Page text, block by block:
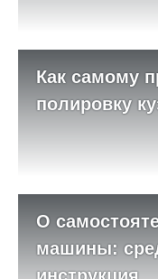
Как самому
полировку
О
машины: